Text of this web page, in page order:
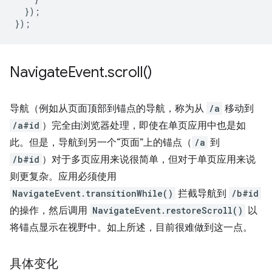
});
});
NavigateEvent.scroll()
导航（例如从页面顶部到锚点的导航，称为从 /a 移动到
/a#id ）完全由浏览器处理，即使在单页应用中也是如
此。但是，导航到另一个“页面”上的锚点（ /a 到
/b#id ）对于多页应用来说很简单，但对于单页应用来说
则更复杂。应用必须使用
NavigateEvent.transitionWhile() 拦截导航到 /b#id
的操作，然后调用 NavigateEvent.restoreScroll() 以
将锚点显示在视野中。如上所述，目前很难做到这一点。
具体变化